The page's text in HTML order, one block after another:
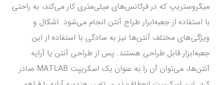
میکروستریپ که در فرکانس‌های میلی‌متری کار می‌کند، به راحتی
با استفاده از جعبه‌ابزار طراح آنتن انجام می‌شود. اشکال و
ویژگی‌های مختلف آنتن‌ها نیز به سادگی با استفاده از این
جعبه‌ابزار قابل طراحی هستند. پس از طراحی آنتن یا آرایه
آنتن‌ها، می‌توان آن را به عنوان یک اسکریپت MATLAB صادر